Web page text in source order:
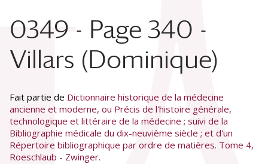
0349 - Page 340 -
Villars (Dominique)
Fait partie de Dictionnaire historique de la médecine
ancienne et moderne, ou Précis de l'histoire générale,
technologique et littéraire de la médecine ; suivi de la
Bibliographie médicale du dix-neuvième siècle ; et d'un
Répertoire bibliographique par ordre de matières. Tome 4,
Roeschlaub - Zwinger.